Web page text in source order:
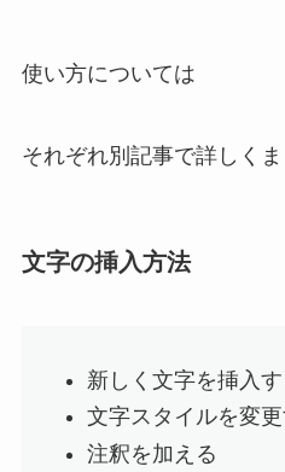
使い方については
それぞれ別記事で詳しくま
文字の挿入方法
新しく文字を挿入す
文字スタイルを変
注釈を加える